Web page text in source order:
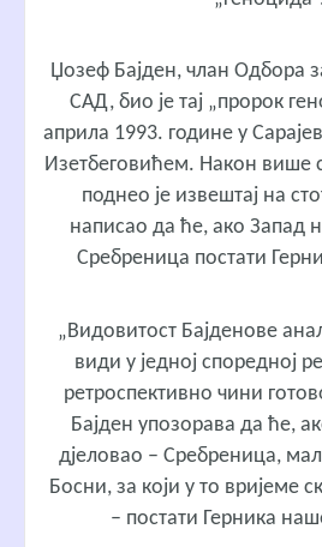
Џозеф Бајден, члан Одбора
САД, био је тај „пророк
априла 1993. године у
Изетбеговићем. Након више
поднео је извештај на
написао да ће, ако Запад
Сребреница постати
„Видовитост Бајденове
види у једној споредној
ретроспективно чини
Бајден упозорава да ће,
дјеловао – Сребреница,
Босни, за који у то вријеме
– постати Герника